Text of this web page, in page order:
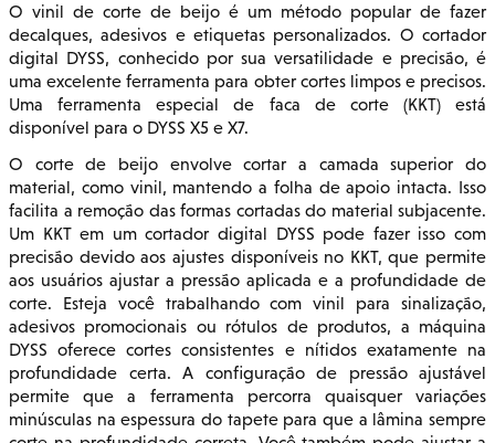
O vinil de corte de beijo é um método popular de fazer
decalques, adesivos e etiquetas personalizados. O cortador
digital DYSS, conhecido por sua versatilidade e precisão, é
uma excelente ferramenta para obter cortes limpos e precisos.
Uma ferramenta especial de faca de corte (KKT) está
disponível para o DYSS X5 e X7.
O corte de beijo envolve cortar a camada superior do
material, como vinil, mantendo a folha de apoio intacta. Isso
facilita a remoção das formas cortadas do material subjacente.
Um KKT em um cortador digital DYSS pode fazer isso com
precisão devido aos ajustes disponíveis no KKT, que permite
aos usuários ajustar a pressão aplicada e a profundidade de
corte. Esteja você trabalhando com vinil para sinalização,
adesivos promocionais ou rótulos de produtos, a máquina
DYSS oferece cortes consistentes e nítidos exatamente na
profundidade certa. A configuração de pressão ajustável
permite que a ferramenta percorra quaisquer variações
minúsculas na espessura do tapete para que a lâmina sempre